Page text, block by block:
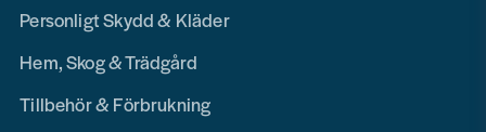
Personligt Skydd & Kläder
Hem, Skog & Trädgård
Tillbehör & Förbrukning